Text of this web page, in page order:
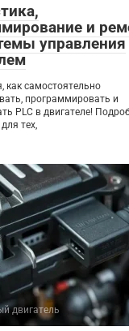
и
управления
как самостоятельно
программировать и
PLC в двигателе!
тех,
двигатель